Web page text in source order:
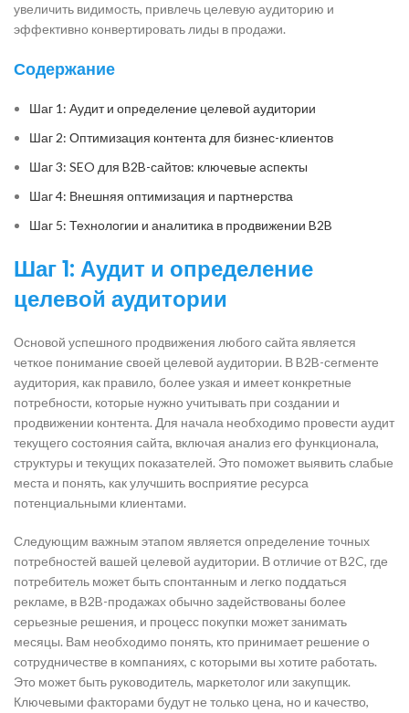
увеличить видимость, привлечь целевую аудиторию и
эффективно конвертировать лиды в продажи.
Содержание
Шаг 1: Аудит и определение целевой аудитории
Шаг 2: Оптимизация контента для бизнес-клиентов
Шаг 3: SEO для B2B-сайтов: ключевые аспекты
Шаг 4: Внешняя оптимизация и партнерства
Шаг 5: Технологии и аналитика в продвижении B2B
Шаг 1: Аудит и определение
целевой аудитории
Основой успешного продвижения любого сайта является
четкое понимание своей целевой аудитории. В B2B-сегменте
аудитория, как правило, более узкая и имеет конкретные
потребности, которые нужно учитывать при создании и
продвижении контента. Для начала необходимо провести аудит
текущего состояния сайта, включая анализ его функционала,
структуры и текущих показателей. Это поможет выявить слабые
места и понять, как улучшить восприятие ресурса
потенциальными клиентами.
Следующим важным этапом является определение точных
потребностей вашей целевой аудитории. В отличие от B2C, где
потребитель может быть спонтанным и легко поддаться
рекламе, в B2B-продажах обычно задействованы более
серьезные решения, и процесс покупки может занимать
месяцы. Вам необходимо понять, кто принимает решение о
сотрудничестве в компаниях, с которыми вы хотите работать.
Это может быть руководитель, маркетолог или закупщик.
Ключевыми факторами будут не только цена, но и качество,